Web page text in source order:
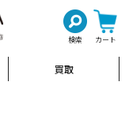
検索 カート
買取